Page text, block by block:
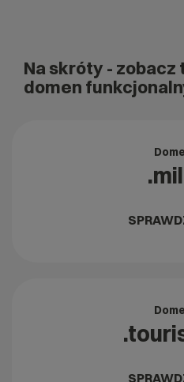
Na skróty - zobacz
domen